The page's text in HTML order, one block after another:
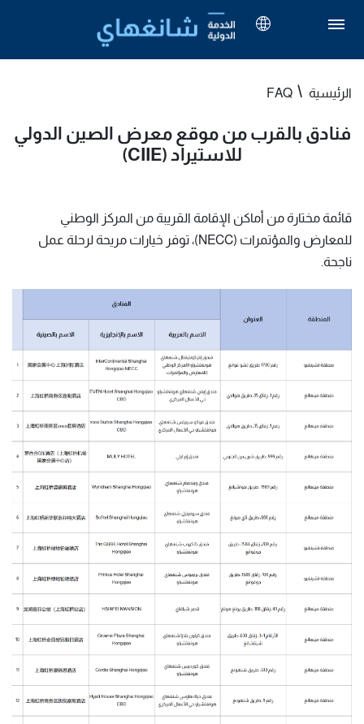
الرئيسية FAQ
فنادق بالقرب من موقع معرض الصين الدولي
للاستيراد (CIIE)
قائمة مختارة من أماكن الإقامة القريبة من المركز الوطني
للمعارض والمؤتمرات (NECC)، توفر خيارات مريحة لرحلة عمل
ناجحة.